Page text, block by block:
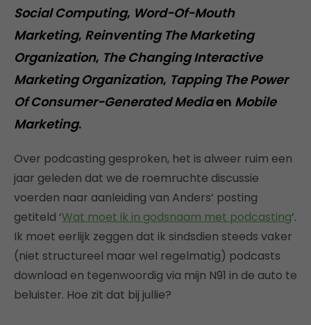
Social Computing, Word-Of-Mouth
Marketing, Reinventing The Marketing
Organization, The Changing Interactive
Marketing Organization, Tapping The Power
Of Consumer-Generated Mediaen Mobile
Marketing.
Over podcasting gesproken, het is alweer ruim een
jaar geleden dat we de roemruchte discussie
voerden naar aanleiding van Anders’ posting
getiteld ‘Wat moet ik in godsnaam met podcasting’.
Ik moet eerlijk zeggen dat ik sindsdien steeds vaker
(niet structureel maar wel regelmatig) podcasts
download en tegenwoordig via mijn N91 in de auto te
beluister. Hoe zit dat bij jullie?